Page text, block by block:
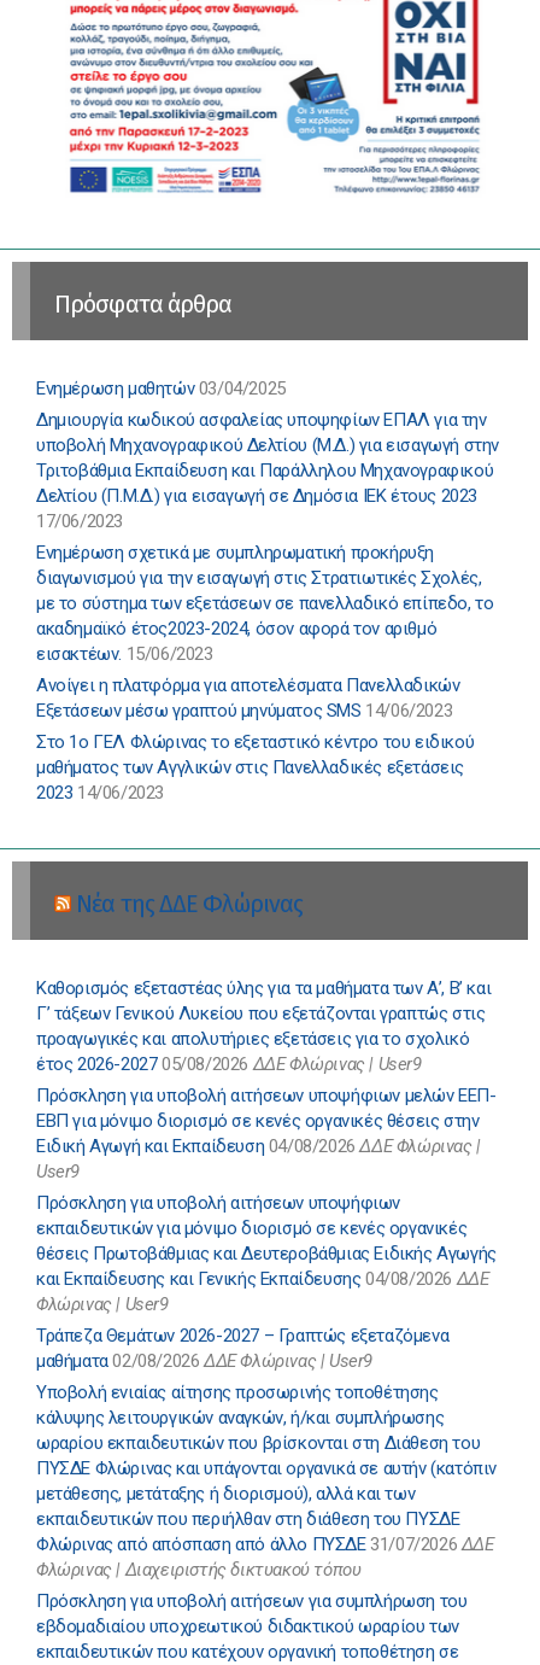
Πρόσφατα άρθρα
Ενημέρωση μαθητών 03/04/2025
Δημιουργία κωδικού ασφαλείας υποψηφίων ΕΠΑΛ για την
υποβολή Μηχανογραφικού Δελτίου (Μ.Δ.) για εισαγωγή στην
Τριτοβάθμια Εκπαίδευση και Παράλληλου Μηχανογραφικού
Δελτίου (Π.Μ.Δ.) για εισαγωγή σε Δημόσια ΙΕΚ έτους 2023
17/06/2023
Ενημέρωση σχετικά με συμπληρωματική προκήρυξη
διαγωνισμού για την εισαγωγή στις Στρατιωτικές Σχολές,
με το σύστημα των εξετάσεων σε πανελλαδικό επίπεδο, το
ακαδημαϊκό έτος2023-2024, όσον αφορά τον αριθμό
εισακτέων. 15/06/2023
Ανοίγει η πλατφόρμα για αποτελέσματα Πανελλαδικών
Εξετάσεων μέσω γραπτού μηνύματος SMS 14/06/2023
Στο 1ο ΓΕΛ Φλώρινας το εξεταστικό κέντρο του ειδικού
μαθήματος των Αγγλικών στις Πανελλαδικές εξετάσεις
2023 14/06/2023
Νέα της ΔΔΕ Φλώρινας
Καθορισμός εξεταστέας ύλης για τα μαθήματα των Α’, Β’ και
Γ’ τάξεων Γενικού Λυκείου που εξετάζονται γραπτώς στις
προαγωγικές και απολυτήριες εξετάσεις για το σχολικό
έτος 2026-2027 05/08/2026 ΔΔΕ Φλώρινας | User9
Πρόσκληση για υποβολή αιτήσεων υποψήφιων μελών ΕΕΠ-
ΕΒΠ για μόνιμο διορισμό σε κενές οργανικές θέσεις στην
Ειδική Αγωγή και Εκπαίδευση 04/08/2026 ΔΔΕ Φλώρινας |
User9
Πρόσκληση για υποβολή αιτήσεων υποψήφιων
εκπαιδευτικών για μόνιμο διορισμό σε κενές οργανικές
θέσεις Πρωτοβάθμιας και Δευτεροβάθμιας Ειδικής Αγωγής
και Εκπαίδευσης και Γενικής Εκπαίδευσης 04/08/2026 ΔΔΕ
Φλώρινας | User9
Τράπεζα Θεμάτων 2026-2027 – Γραπτώς εξεταζόμενα
μαθήματα 02/08/2026 ΔΔΕ Φλώρινας | User9
Υποβολή ενιαίας αίτησης προσωρινής τοποθέτησης
κάλυψης λειτουργικών αναγκών, ή/και συμπλήρωσης
ωραρίου εκπαιδευτικών που βρίσκονται στη Διάθεση του
ΠΥΣΔΕ Φλώρινας και υπάγονται οργανικά σε αυτήν (κατόπιν
μετάθεσης, μετάταξης ή διορισμού), αλλά και των
εκπαιδευτικών που περιήλθαν στη διάθεση του ΠΥΣΔΕ
Φλώρινας από απόσπαση από άλλο ΠΥΣΔΕ 31/07/2026 ΔΔΕ
Φλώρινας | Διαχειριστής δικτυακού τόπου
Πρόσκληση για υποβολή αιτήσεων για συμπλήρωση του
εβδομαδιαίου υποχρεωτικού διδακτικού ωραρίου των
εκπαιδευτικών που κατέχουν οργανική τοποθέτηση σε